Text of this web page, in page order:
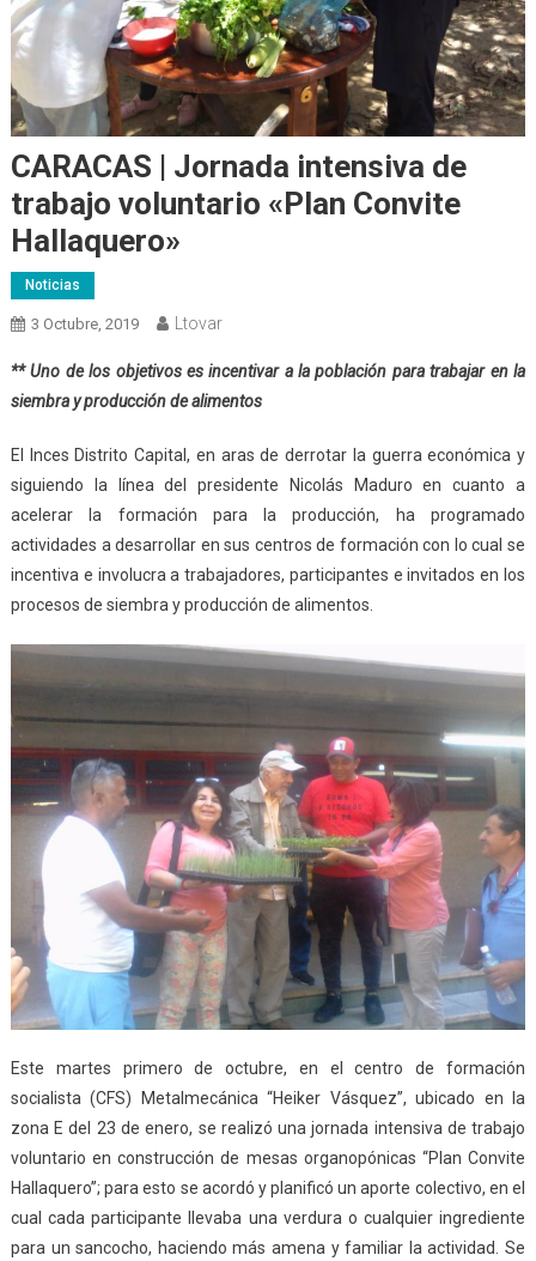
CARACAS | Jornada intensiva de
trabajo voluntario «Plan Convite
Hallaquero»
Noticias
3 Octubre, 2019 Ltovar
** Uno de los objetivos es incentivar a la población para trabajar en la
siembra y producción de alimentos
El Inces Distrito Capital, en aras de derrotar la guerra económica y
siguiendo la línea del presidente Nicolás Maduro en cuanto a
acelerar la formación para la producción, ha programado
actividades a desarrollar en sus centros de formación con lo cual se
incentiva e involucra a trabajadores, participantes e invitados en los
procesos de siembra y producción de alimentos.
Este martes primero de octubre, en el centro de formación
socialista (CFS) Metalmecánica “Heiker Vásquez”, ubicado en la
zona E del 23 de enero, se realizó una jornada intensiva de trabajo
voluntario en construcción de mesas organopónicas ‘‘Plan Convite
Hallaquero’’; para esto se acordó y planificó un aporte colectivo, en el
cual cada participante llevaba una verdura o cualquier ingrediente
para un sancocho, haciendo más amena y familiar la actividad. Se